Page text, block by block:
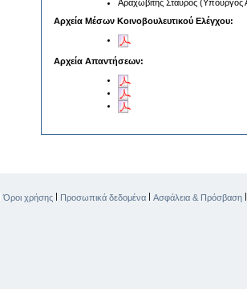
Αραχωβίτης Σταύρος (Υπουργός
Αρχεία Μέσων Κοινοβουλευτικού Ελέγχου:
Αρχεία Απαντήσεων:
|Όροι χρήσης Προσωπικά δεδομένα Ασφάλεια & Πρόσβαση